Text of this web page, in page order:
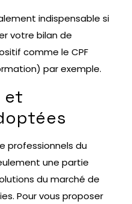
indispensable si
votre bilan de
comme le CPF
par exemple.
et
professionnels du
une partie
du marché de
Pour vous proposer